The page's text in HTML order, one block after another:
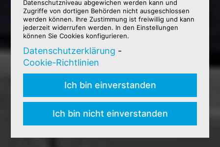
Datenschutzniveau abgewichen werden kann und
Zugriffe von dortigen Behörden nicht ausgeschlossen
werden können. Ihre Zustimmung ist freiwillig und kann
jederzeit widerrufen werden. In den Einstellungen
können Sie Cookies konfigurieren.
Datenschutzerklärung -
Cookie-Richtlinien
Ich bin einverstanden
Ich bin nicht einverstanden